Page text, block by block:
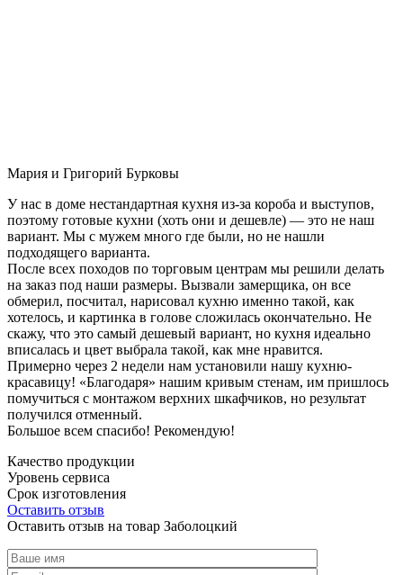
Мария и Григорий Бурковы
У нас в доме нестандартная кухня из-за короба и выступов,
поэтому готовые кухни (хоть они и дешевле) — это не наш
вариант. Мы с мужем много где были, но не нашли
подходящего варианта.
После всех походов по торговым центрам мы решили делать
на заказ под наши размеры. Вызвали замерщика, он все
обмерил, посчитал, нарисовал кухню именно такой, как
хотелось, и картинка в голове сложилась окончательно. Не
скажу, что это самый дешевый вариант, но кухня идеально
вписалась и цвет выбрала такой, как мне нравится.
Примерно через 2 недели нам установили нашу кухню-
красавицу! «Благодаря» нашим кривым стенам, им пришлось
помучиться с монтажом верхних шкафчиков, но результат
получился отменный.
Большое всем спасибо! Рекомендую!
Качество продукции
Уровень сервиса
Срок изготовления
Оставить отзыв
Оставить отзыв на товар Заболоцкий